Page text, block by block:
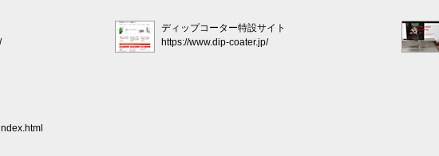
ディップコーター特設サイト
https://www.dip-coater.jp/